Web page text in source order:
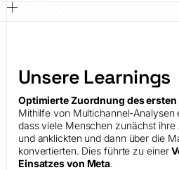
Unsere Learnings
Optimierte Zuordnung des
Mithilfe von Multichannel-Analysen
dass viele Menschen zunächst
und anklickten und dann über die
konvertierten. Dies führte zu einer
Einsatzes von Meta.